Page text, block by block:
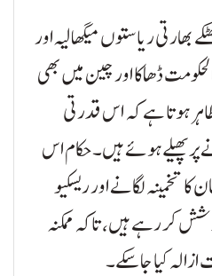
ریاستوں میگھالیہ اور
ڈھاکا اور چین میں بھی
ہوتا ہے کہ اس قدرتی
پھیلے ہوئے ہیں۔حکام اس
تخمینہ لگانے اور ریسکیو
کر رہے ہیں، تاکہ ممکنہ
ازالہ کیا جا سکے۔